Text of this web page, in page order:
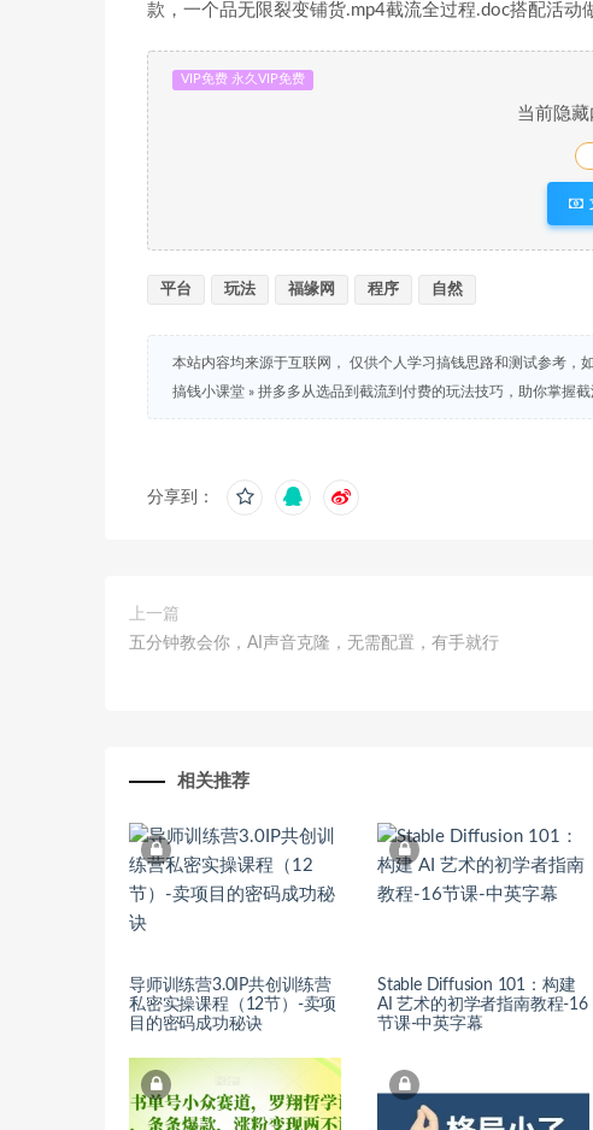
款，一个品无限裂变铺货.mp4截流全过程.doc搭配活
VIP免费 永久VIP免费
当前隐
平台 玩法 福缘网 程序 自然
本站内容均来源于互联网， 仅供个人学习搞钱思路和测试参考，
搞钱小课堂 » 拼多多从选品到截流到付费的玩法技巧，助你掌握
分享到：
上一篇
五分钟教会你，AI声音克隆，无需配置，有手就行
相关推荐
导师训练营3.0IP共创训练营
私密实操课程（12节）-卖项
目的密码成功秘诀
Stable Diffusion 101：构建
AI 艺术的初学者指南教程-16
节课-中英字幕